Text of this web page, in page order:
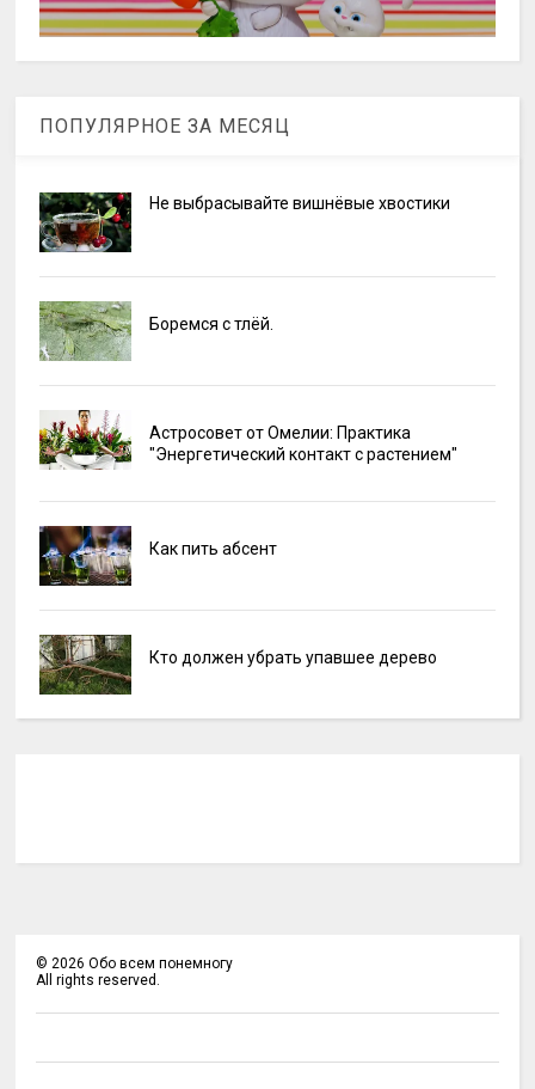
ПОПУЛЯРНОЕ ЗА МЕСЯЦ
Не выбрасывайте вишнёвые хвостики
Боремся с тлёй.
Астросовет от Омелии: Практика
"Энергетический контакт с растением"
Как пить абсент
Кто должен убрать упавшее дерево
© 2026 Обо всем понемногу
All rights reserved.